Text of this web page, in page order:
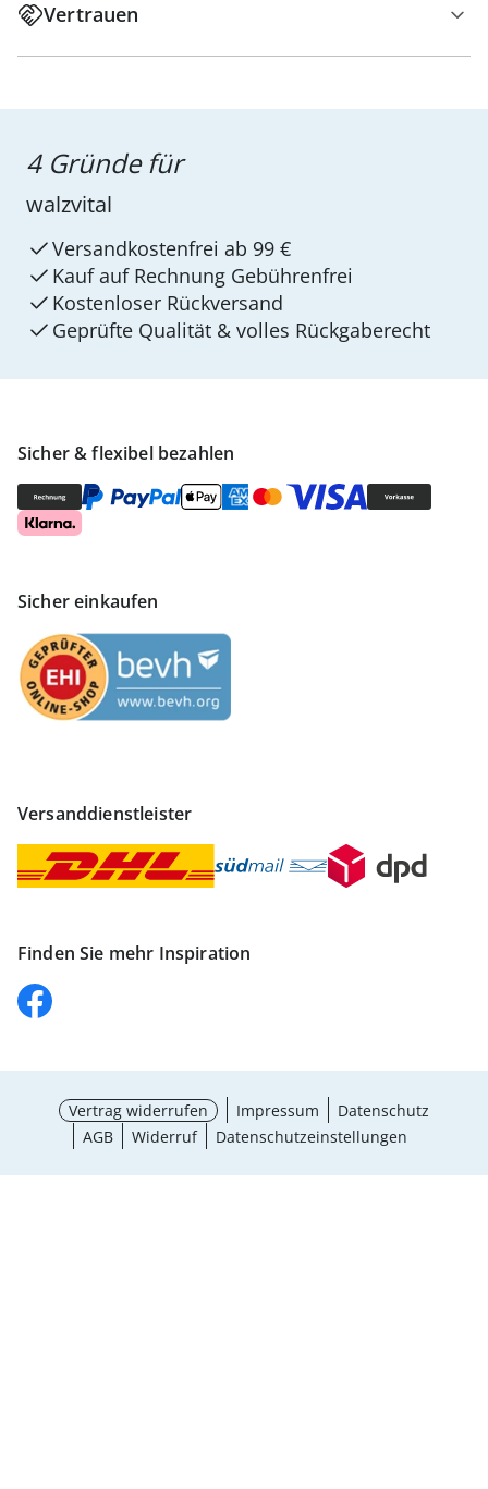
Vertrauen
Sicher & flexibel bezahlen
Sicher einkaufen
Versanddienstleister
Finden Sie mehr Inspiration
4 Gründe für
walzvital
Versandkostenfrei ab 99 €
Kauf auf Rechnung Gebührenfrei
Kostenloser Rückversand
Geprüfte Qualität & volles Rückgaberecht
Vertrag widerrufen Impressum
Datenschutz
AGB
Widerruf Datenschutzeinstellungen